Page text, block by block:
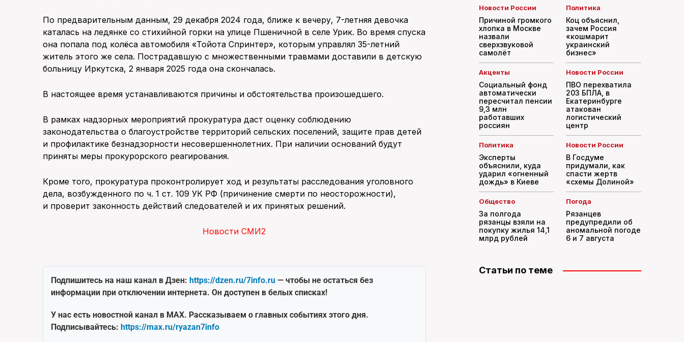
По предварительным данным, 29 декабря 2024 года, ближе к вечеру, 7-летняя девочка
каталась на ледянке со стихийной горки на улице Пшеничной в селе Урик. Во время спуска
она попала под колёса автомобиля «Тойота Спринтер», которым управлял 35-летний
житель этого же села. Пострадавшую с множественными травмами доставили в детскую
больницу Иркутска, 2 января 2025 года она скончалась.
В настоящее время устанавливаются причины и обстоятельства произошедшего.
В рамках надзорных мероприятий прокуратура даст оценку соблюдению
законодательства о благоустройстве территорий сельских поселений, защите прав детей
и профилактике безнадзорности несовершеннолетних. При наличии оснований будут
приняты меры прокурорского реагирования.
Кроме того, прокуратура проконтролирует ход и результаты расследования уголовного
дела, возбужденного по ч. 1 ст. 109 УК РФ (причинение смерти по неосторожности),
и проверит законность действий следователей и их принятых решений.
Новости СМИ2
Подпишитесь на наш канал в Дзен: https://dzen.ru/7info.ru — чтобы не остаться без
информации при отключении интернета. Он доступен в белых списках!
У нас есть новостной канал в MAX. Рассказываем о главных событиях этого дня.
Подписывайтесь: https://max.ru/ryazan7info
Новости России
Причиной громкого
хлопка в Москве
назвали
сверхзвуковой
самолёт
Политика
Коц объяснил,
зачем Россия
«кошмарит
украинский
бизнес»
Акценты
Социальный фонд
автоматически
пересчитал пенсии
9,3 млн
работавших
россиян
Новости России
ПВО перехватила
203 БПЛА, в
Екатеринбурге
атакован
логистический
центр
Политика
Эксперты
объяснили, куда
ударил «огненный
дождь» в Киеве
Новости России
В Госдуме
придумали, как
спасти жертв
«схемы Долиной»
Общество
За полгода
рязанцы взяли на
покупку жилья 14,1
млрд рублей
Погода
Рязанцев
предупредили об
аномальной погоде
6 и 7 августа
Статьи по теме